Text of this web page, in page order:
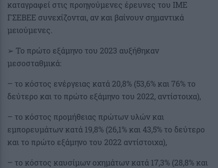
καταγραφεί στις προηγούμενες έρευνες του ΙΜΕ
ΓΣΕΒΕΕ συνεχίζονται, αν και βαίνουν σημαντικά
μειούμενες.
➢ Το πρώτο εξάμηνο του 2023 αυξήθηκαν
μεσοσταθμικά:
– το κόστος ενέργειας κατά 20,8% (53,6% και 76% το
δεύτερο και το πρώτο εξάμηνο του 2022, αντίστοιχα),
– το κόστος προμήθειας πρώτων υλών και
εμπορευμάτων κατά 19,8% (26,1% και 43,5% το δεύτερο
και το πρώτο εξάμηνο του 2022 αντίστοιχα),
– το κόστος καυσίμων οχημάτων κατά 17,3% (28,8% και